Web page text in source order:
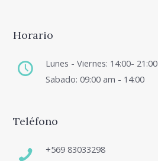
Horario
Lunes - Viernes: 14:00- 21:00
Sabado: 09:00 am - 14:00
Teléfono
+569 83033298